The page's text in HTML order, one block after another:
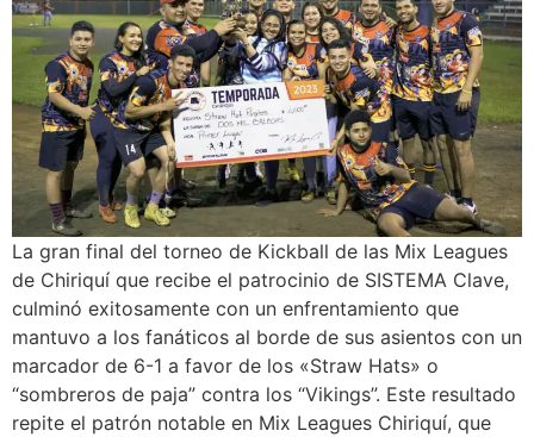
La gran final del torneo de Kickball de las Mix Leagues
de Chiriquí que recibe el patrocinio de SISTEMA Clave,
culminó exitosamente con un enfrentamiento que
mantuvo a los fanáticos al borde de sus asientos con un
marcador de 6-1 a favor de los «Straw Hats» o
“sombreros de paja” contra los “Vikings”. Este resultado
repite el patrón notable en Mix Leagues Chiriquí, que